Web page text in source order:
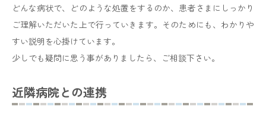
7年4月以降に一部の診療において窓口でのご負担額が増
加する場合がありますので、何卒ご理解、ご協力をお願
2024.04.26 一般のお知らせ
どんな病状で、どのような処置をするのか、患者さまにしっかり
ご理解いただいた上で行っていきます。そのためにも、わかりや
すい説明を心掛けています。
少しでも疑問に思う事がありましたら、ご相談下さい。
近隣病院との連携